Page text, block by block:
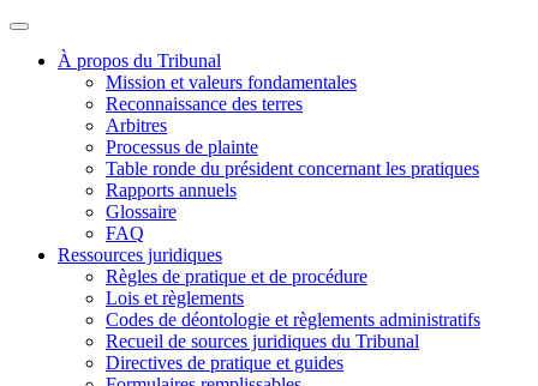
À propos du Tribunal
Mission et valeurs fondamentales
Reconnaissance des terres
Arbitres
Processus de plainte
Table ronde du président concernant les pratiques
Rapports annuels
Glossaire
FAQ
Ressources juridiques
Règles de pratique et de procédure
Lois et règlements
Codes de déontologie et règlements administratifs
Recueil de sources juridiques du Tribunal
Directives de pratique et guides